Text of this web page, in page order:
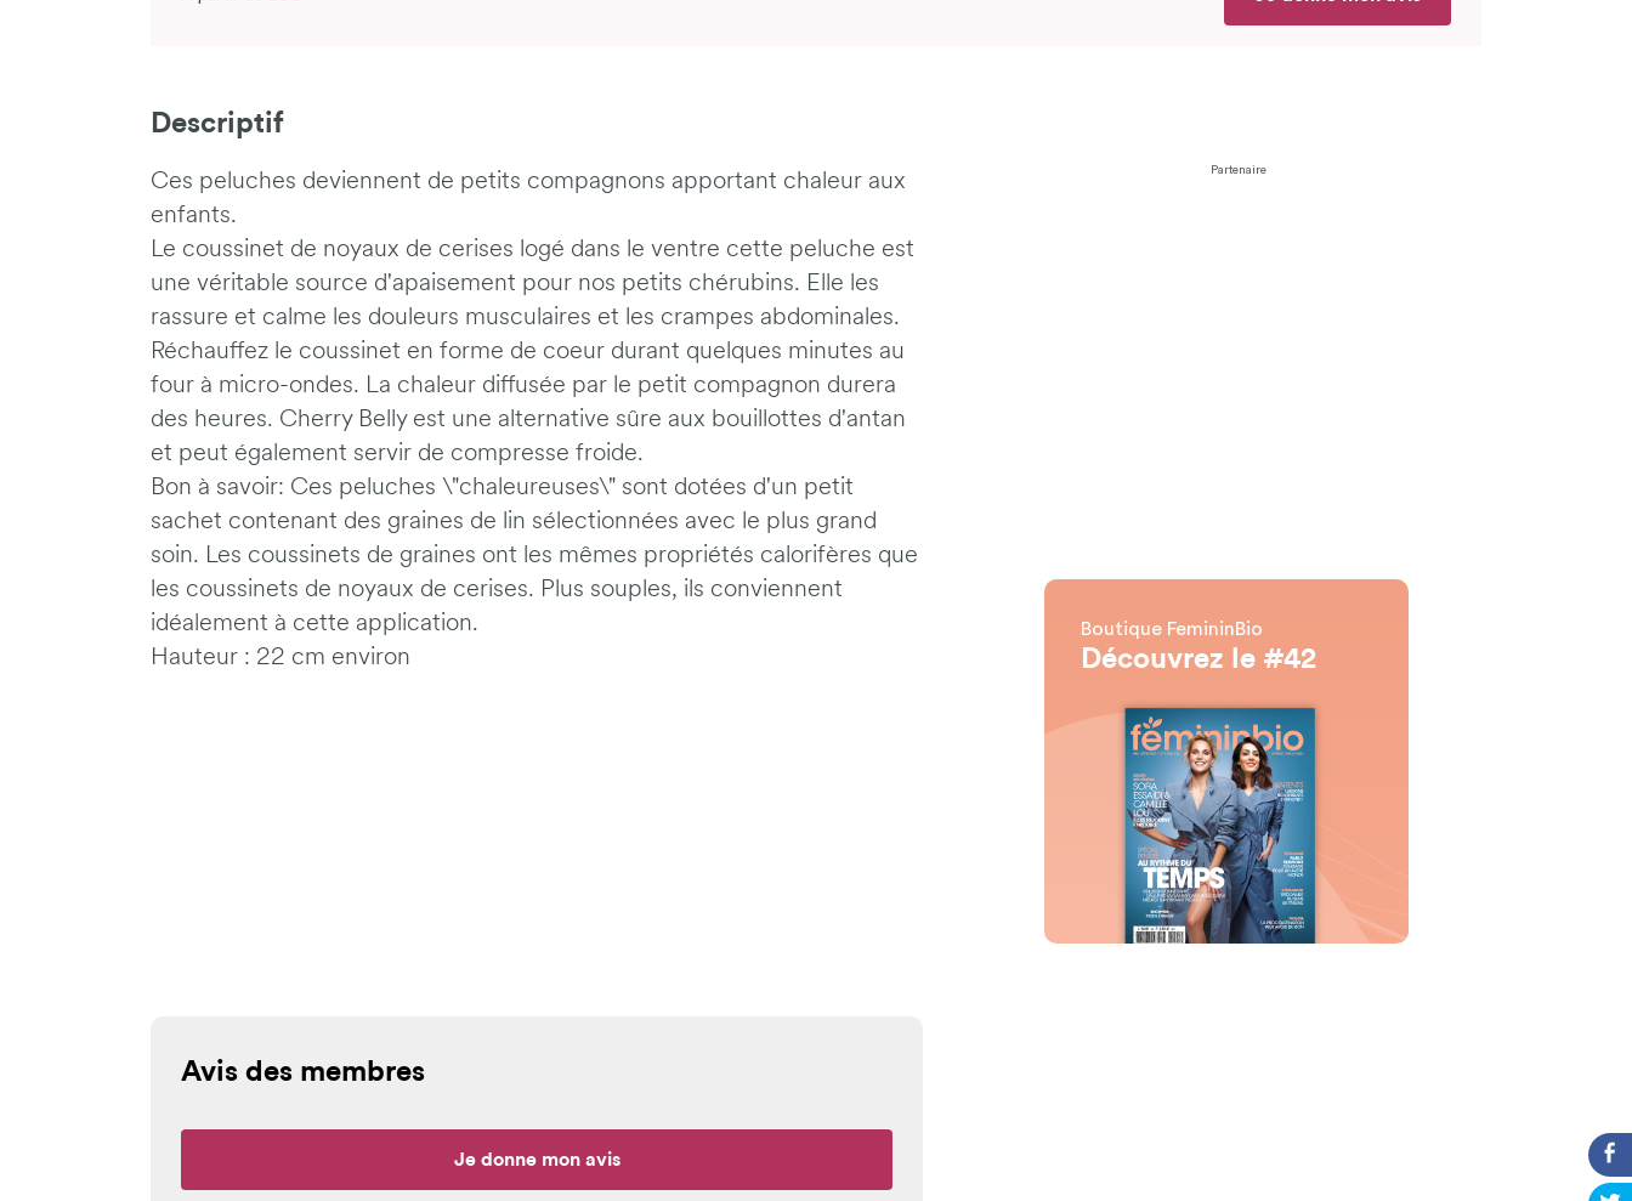
Partenaire
Boutique FemininBio
Découvrez le #42
Descriptif
Ces peluches deviennent de petits compagnons apportant chaleur aux
enfants.
Le coussinet de noyaux de cerises logé dans le ventre cette peluche est
une véritable source d'apaisement pour nos petits chérubins. Elle les
rassure et calme les douleurs musculaires et les crampes abdominales.
Réchauffez le coussinet en forme de coeur durant quelques minutes au
four à micro-ondes. La chaleur diffusée par le petit compagnon durera
des heures. Cherry Belly est une alternative sûre aux bouillottes d'antan
et peut également servir de compresse froide.
Bon à savoir: Ces peluches \"chaleureuses\" sont dotées d'un petit
sachet contenant des graines de lin sélectionnées avec le plus grand
soin. Les coussinets de graines ont les mêmes propriétés calorifères que
les coussinets de noyaux de cerises. Plus souples, ils conviennent
idéalement à cette application.
Hauteur : 22 cm environ
Avis des membres
Je donne mon avis